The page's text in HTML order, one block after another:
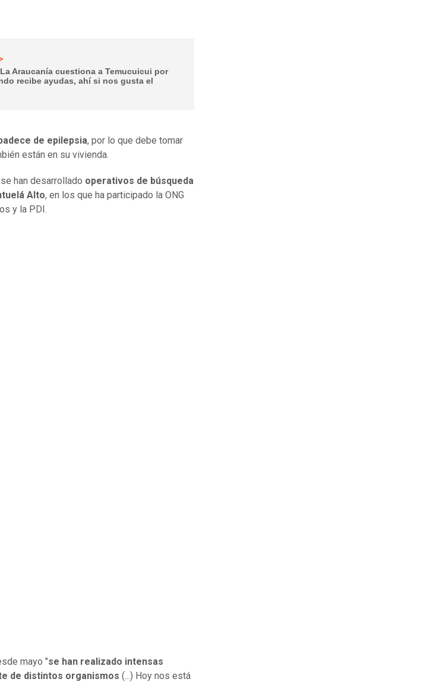
Araucanía cuestiona a Temucuicui por
recibe ayudas, ahí si nos gusta el
de epilepsia, por lo que debe tomar
están en su vivienda.
han desarrollado operativos de búsqueda
Alto, en los que ha participado la ONG
y la PDI.
mayo "se han realizado intensas
de distintos organismos (...) Hoy nos está